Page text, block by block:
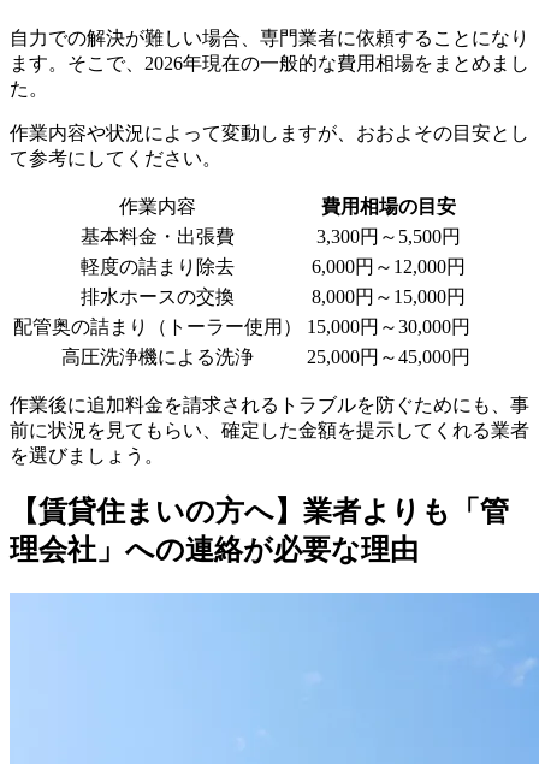
自力での解決が難しい場合、専門業者に依頼することになり
ます。そこで、2026年現在の一般的な費用相場をまとめまし
た。
作業内容や状況によって変動しますが、おおよその目安とし
て参考にしてください。
作業内容
費用相場の目安
基本料金・出張費
3,300円～5,500円
軽度の詰まり除去
6,000円～12,000円
排水ホースの交換
8,000円～15,000円
配管奥の詰まり（トーラー使用）
15,000円～30,000円
高圧洗浄機による洗浄
25,000円～45,000円
作業後に追加料金を請求されるトラブルを防ぐためにも、事
前に状況を見てもらい、確定した金額を提示してくれる業者
を選びましょう。
【賃貸住まいの方へ】業者よりも「管
理会社」への連絡が必要な理由